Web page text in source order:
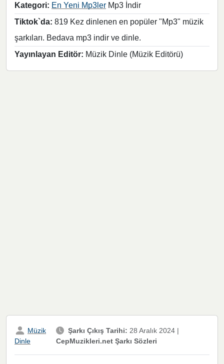
Kategori: En Yeni Mp3ler Mp3 İndir
Tiktok`da: 819 Kez dinlenen en popüler "Mp3" müzik
şarkıları. Bedava mp3 indir ve dinle.
Yayınlayan Editör: Müzik Dinle (Müzik Editörü)
Müzik
Dinle
Şarkı Çıkış Tarihi: 28 Aralık 2024 |
CepMuzikleri.net Şarkı Sözleri